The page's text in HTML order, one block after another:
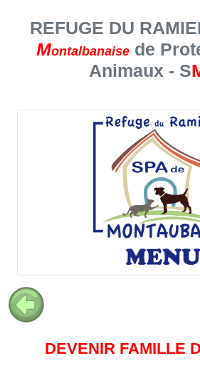
REFUGE DU
Montalbanaisede
Animaux - S
DEVENIR FAMILLE